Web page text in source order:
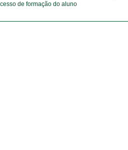
de formação do aluno